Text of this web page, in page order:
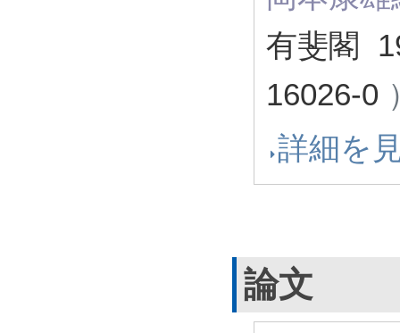
有斐閣
16026-0
詳細を
論文